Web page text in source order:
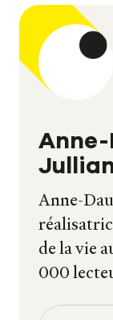
Anne-
de la vie
000